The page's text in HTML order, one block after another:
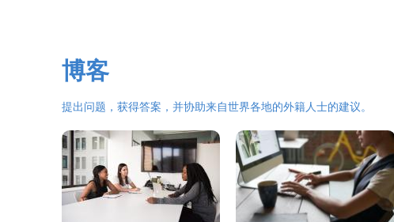
博客
提出问题，获得答案，并协助来自世界各地的外籍人士的建议。